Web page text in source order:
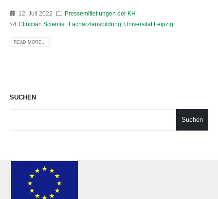
12. Juli 2022
Pressemitteilungen der KH
Clinician Scientist, Facharztausbildung Universität Leipzig
READ MORE...
SUCHEN
Suchen